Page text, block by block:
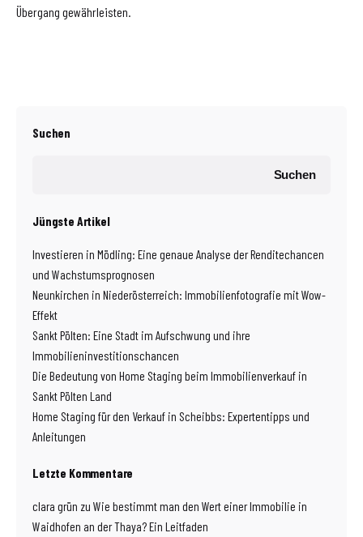
Übergang gewährleisten.
Suchen
Suchen
Jüngste Artikel
Investieren in Mödling: Eine genaue Analyse der Renditechancen
und Wachstumsprognosen
Neunkirchen in Niederösterreich: Immobilienfotografie mit Wow-
Effekt
Sankt Pölten: Eine Stadt im Aufschwung und ihre
Immobilieninvestitionschancen
Die Bedeutung von Home Staging beim Immobilienverkauf in
Sankt Pölten Land
Home Staging für den Verkauf in Scheibbs: Expertentipps und
Anleitungen
Letzte Kommentare
clara grün zu Wie bestimmt man den Wert einer Immobilie in
Waidhofen an der Thaya? Ein Leitfaden